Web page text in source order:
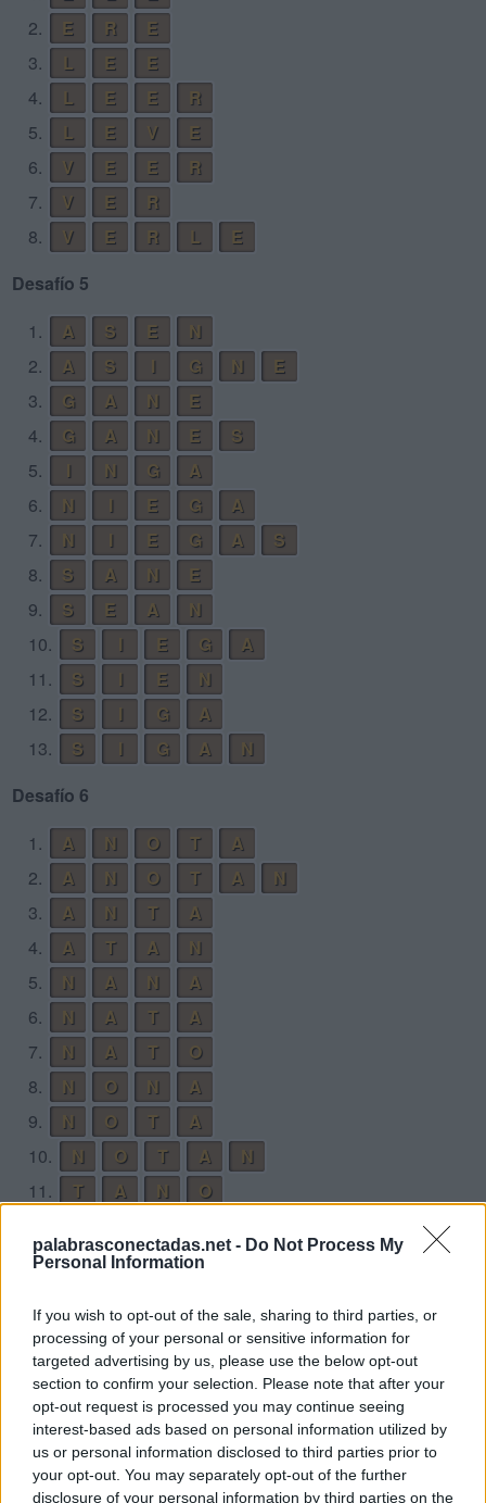
palabrasconectadas.net - Do Not Process My
Personal Information
If you wish to opt-out of the sale, sharing to third parties, or
processing of your personal or sensitive information for
targeted advertising by us, please use the below opt-out
section to confirm your selection. Please note that after your
opt-out request is processed you may continue seeing
interest-based ads based on personal information utilized by
us or personal information disclosed to third parties prior to
your opt-out. You may separately opt-out of the further
disclosure of your personal information by third parties on the
2.
E R
E
3.
L E
E
4.
L E E
R
5.
L E V
E
6.
V E E
R
7.
V E
R
8.
V E R L
E
Desafío 5
1.
A S E
N
2.
A S G N
E
3.
G A N
E
4.
G A N E
S
5.
N G
A
6.
N E G
A
7.
N E G A
S
8.
S A N
E
9.
S E A
N
10.
S E G
A
11.
S E
N
12.
S G
A
13.
S G A
N
Desafío 6
1.
A N O T
A
2.
A N O T A
N
3.
A N T
A
4.
A T A
N
5.
N A N
A
6.
N A T
A
7.
N A T
O
8.
N O N
A
9.
N O T
A
10.
N O T A
N
11.
T A N
O
Desafío 7
1. A B A R C
A
2.
A B R
A
3.
A C A B
A
4. A C A B A
R
5. A R C
A
6. B A C A